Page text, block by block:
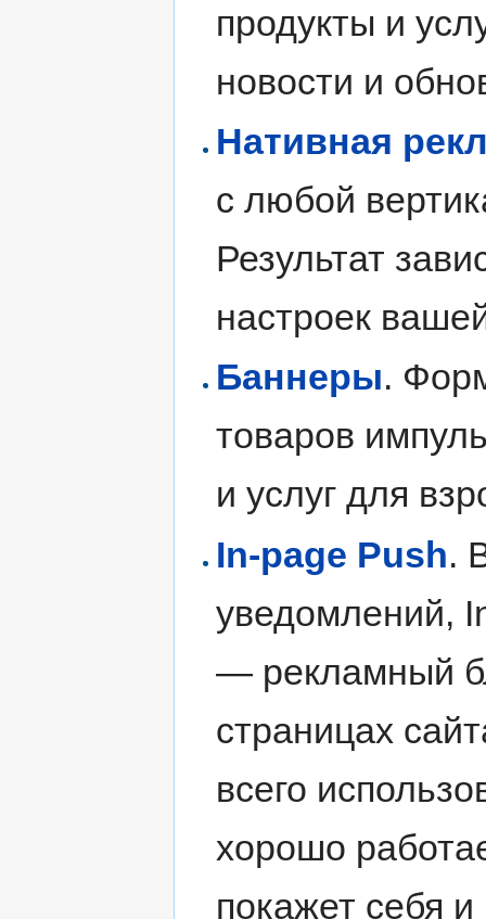
продукты и
новости и
Нативная
с любой
Результат
настроек
Баннеры.
товаров
и услуг для
In-page Push.
уведомлений,
— рекламный
страницах
всего
хорошо
покажет себя